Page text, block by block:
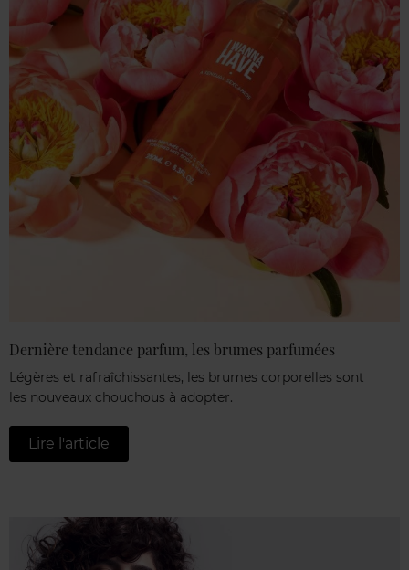
Dernière tendance parfum, les brumes parfumées
Légères et rafraîchissantes, les brumes corporelles sont
les nouveaux chouchous à adopter.
Lire l'article